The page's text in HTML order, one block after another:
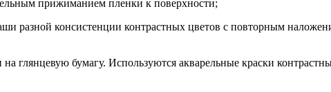
прижиманием пленки к поверхности;
разной консистенции контрастных цветов с повторным
глянцевую бумагу. Используются акварельные краски